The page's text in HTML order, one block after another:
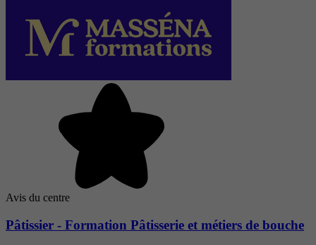
Avis du centre
Pâtissier - Formation Pâtisserie et métiers de bouche